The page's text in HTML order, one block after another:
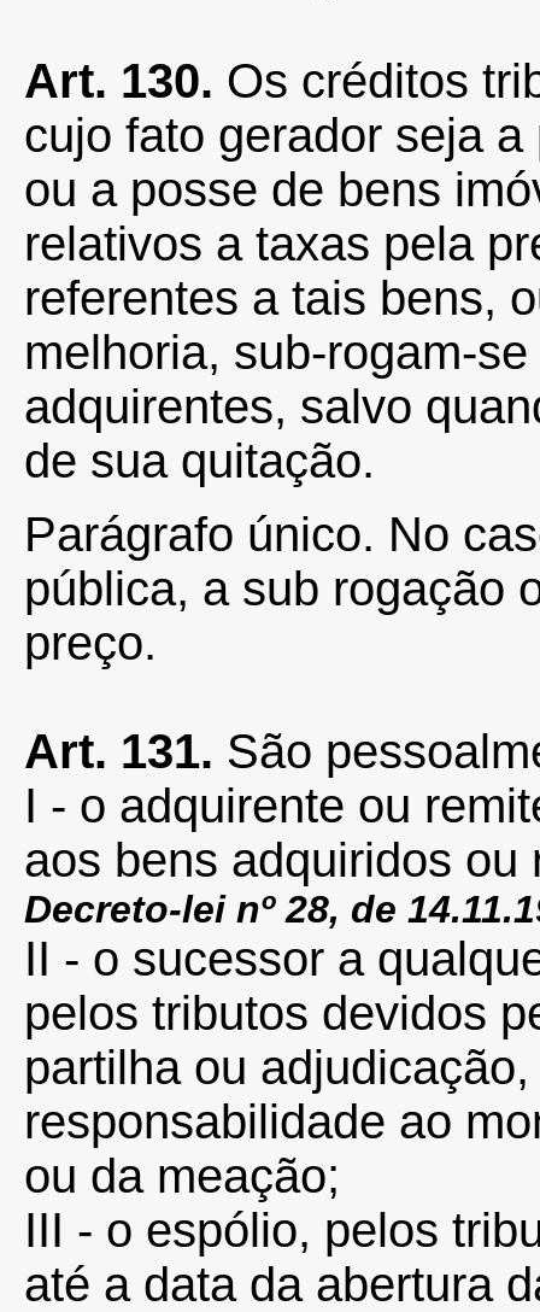
Art. 130. Os créditos
cujo fato gerador seja
ou a posse de bens
relativos a taxas pela
referentes a tais bens,
melhoria, sub-rogam-
adquirentes, salvo
de sua quitação.
Parágrafo único. No
pública, a sub rogação
preço.
Art. 131. São
I - o adquirente ou
aos bens adquiridos
Decreto-lei nº 28, de
II - o sucessor a
pelos tributos devidos
partilha ou
responsabilidade ao
ou da meação;
III - o espólio, pelos
até a data da abertura